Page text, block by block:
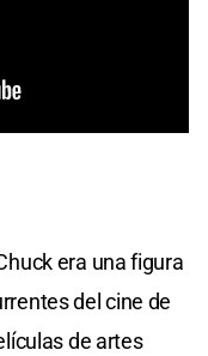
era una figura
del cine de
de artes